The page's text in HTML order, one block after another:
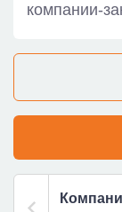
компании-